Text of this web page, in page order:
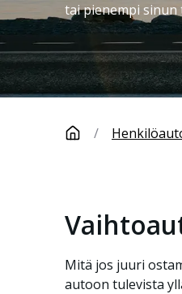
tai pienempi sinun
/
Mitä jos juuri
autoon tulevista